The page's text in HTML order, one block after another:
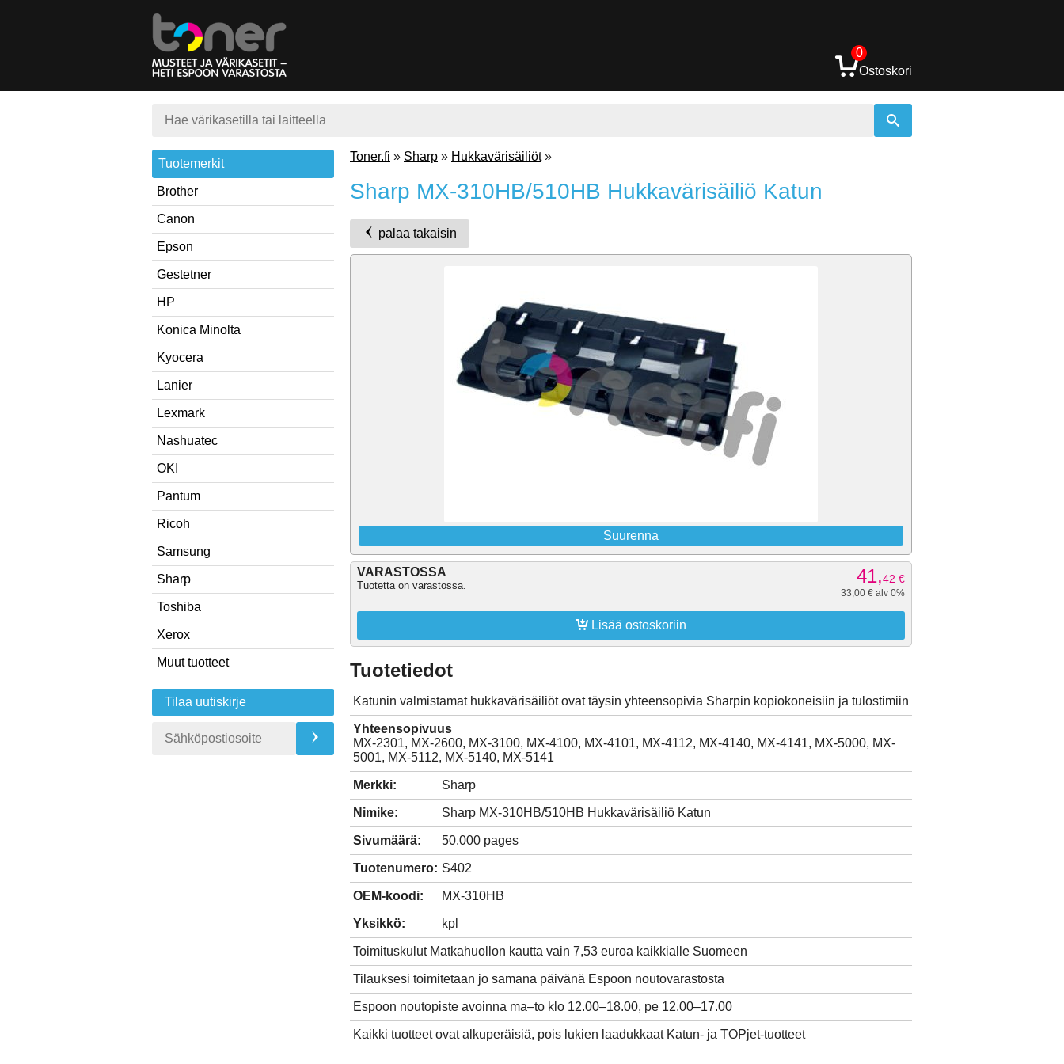
0
Ostoskori
Tuotemerkit
Brother
Canon
Epson
Gestetner
HP
Konica Minolta
Kyocera
Lanier
Lexmark
Nashuatec
OKI
Pantum
Ricoh
Samsung
Sharp
Toshiba
Xerox
Muut tuotteet
Tilaa uutiskirje
Toner.fi » Sharp » Hukkavärisäiliöt»
Sharp MX-310HB/510HB Hukkavärisäiliö Katun
palaa takaisin
Suurenna
VARASTOSSA
Tuotetta on varastossa. 41,42 €
33,00 € alv 0%
 Lisää ostoskoriin
Tuotetiedot
Katunin valmistamat hukkavärisäiliöt ovat täysin yhteensopivia Sharpin kopiokoneisiin ja tulostimiin
Yhteensopivuus
MX-2301, MX-2600, MX-3100, MX-4100, MX-4101, MX-4112, MX-4140, MX-4141, MX-5000, MX-
5001, MX-5112, MX-5140, MX-5141
Merkki: Sharp
Nimike: Sharp MX-310HB/510HB Hukkavärisäiliö Katun
Sivumäärä: 50.000 pages
Tuotenumero: S402
OEM-koodi: MX-310HB
Yksikkö: kpl
Toimituskulut Matkahuollon kautta vain 7,53 euroa kaikkialle Suomeen
Tilauksesi toimitetaan jo samana päivänä Espoon noutovarastosta
Espoon noutopiste avoinna ma–to klo 12.00–18.00, pe 12.00–17.00
Kaikki tuotteet ovat alkuperäisiä, pois lukien laadukkaat Katun- ja TOPjet-tuotteet